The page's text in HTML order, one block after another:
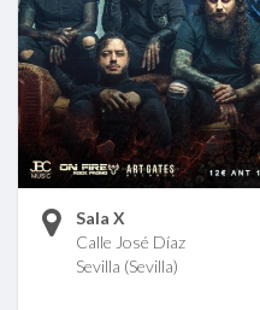
Sala X
Calle José Díaz
Sevilla (Sevilla)